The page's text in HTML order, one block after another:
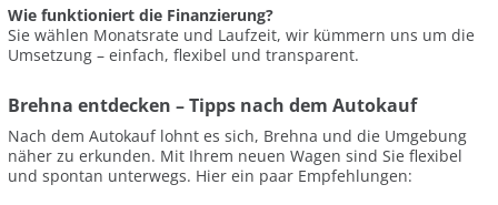
Wie funktioniert die Finanzierung?
Sie wählen Monatsrate und Laufzeit, wir kümmern uns um die
Umsetzung – einfach, flexibel und transparent.
Brehna entdecken – Tipps nach dem Autokauf
Nach dem Autokauf lohnt es sich, Brehna und die Umgebung
näher zu erkunden. Mit Ihrem neuen Wagen sind Sie flexibel
und spontan unterwegs. Hier ein paar Empfehlungen: